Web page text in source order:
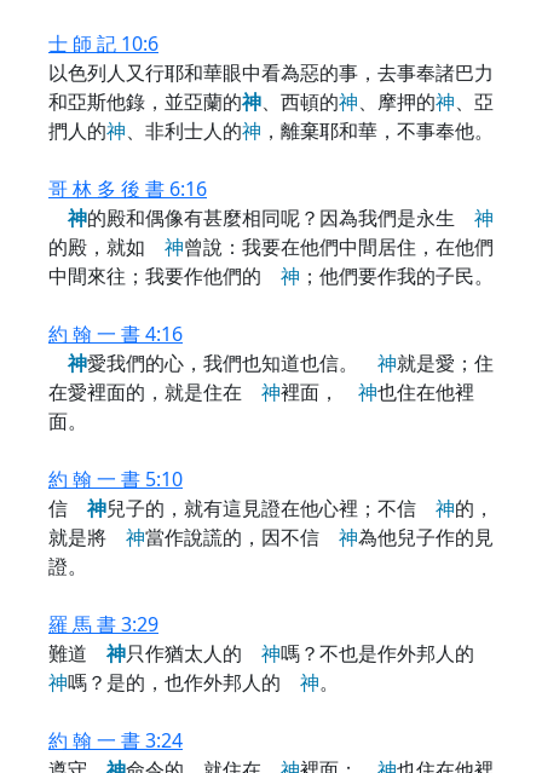
士 師 記 10:6
以色列人又行耶和華眼中看為惡的事，去事奉諸巴力
和亞斯他錄，並亞蘭的神、西頓的神、摩押的神、亞
捫人的神、非利士人的神 ，離棄耶和華，不事奉他。
哥 林 多 後 書 6:16
神的殿和偶像有甚麼相同呢？因為我們是永生 神
的殿，就如 神曾說：我要在他們中間居住，在他們
中間來往；我要作他們的 神 ；他們要作我的子民。
約 翰 一 書 4:16
神愛我們的心，我們也知道也信。 神就是愛；住
在愛裡面的，就是住在 神裡面， 神也住在他裡
面。
約 翰 一 書 5:10
信神兒子的，就有這見證在他心裡；不信 神的，
就是將 神當作說謊的，因不信 神為他兒子作的見
證。
羅 馬 書 3:29
難道神只作猶太人的 神嗎？不也是作外邦人的
神嗎？是的，也作外邦人的 神。
約 翰 一 書 3:24